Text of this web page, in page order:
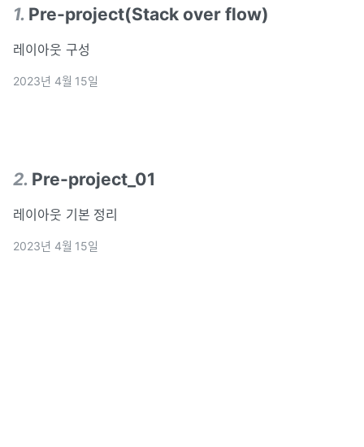
1. Pre-project(Stack over flow)
레이아웃 구성
2023년 4월 15일
2. Pre-project_01
레이아웃 기본 정리
2023년 4월 15일